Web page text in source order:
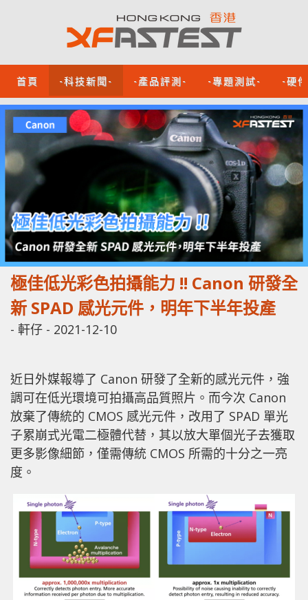
首頁 -科技新聞- -產品評測- -專題測試- -硬
極佳低光彩色拍攝能力 !! Canon 研發全
新 SPAD 感光元件，明年下半年投產
- 軒仔 - 2021-12-10
近日外媒報導了 Canon 研發了全新的感光元件，強
調可在低光環境可拍攝高品質照片。而今次 Canon
放棄了傳統的 CMOS 感光元件，改用了 SPAD 單光
子累崩式光電二極體代替，其以放大單個光子去獲取
更多影像細節，僅需傳統 CMOS 所需的十分之一亮
度。